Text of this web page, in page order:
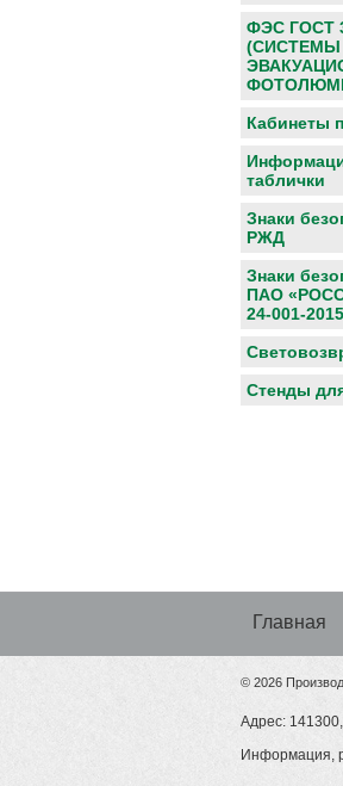
ФЭС ГОСТ
(СИСТЕМЫ
Кабинеты
таблички
Знаки
РЖД
Знаки
ПАО
24-001-2015
Cтенды
Главная
© 2026
Адрес:
Информация,